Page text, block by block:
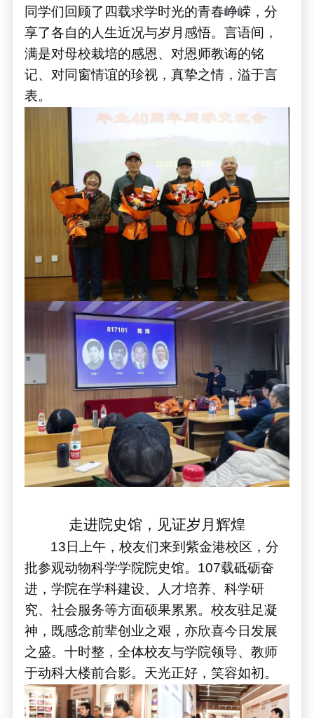
同学们回顾了四载求学时光的青春峥嵘，分
享了各自的人生近况与岁月感悟。言语间，
满是对母校栽培的感恩、对恩师教诲的铭
记、对同窗情谊的珍视，真挚之情，溢于言
表。
走进院史馆，见证岁月辉煌
13 日上午，校友们来到紫金港校区，分
批参观动物科学学院院史馆。 107载砥砺奋
进，学院在学科建设、人才培养、科学研
究、社会服务等方面硕果累累。校友驻足凝
神，既感念前辈创业之艰，亦欣喜今日发展
之盛。十时整，全体校友与学院领导、教师
于动科大楼前合影。天光正好，笑容如初。